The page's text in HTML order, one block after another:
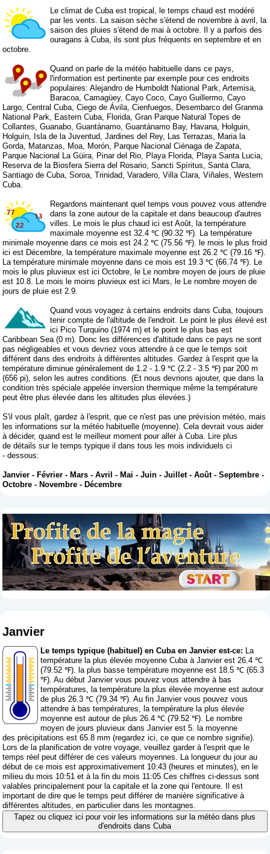
Le climat de Cuba est tropical, le temps chaud est modéré
par les vents. La saison sèche s'étend de novembre à avril, la
saison des pluies s'étend de mai à octobre. Il y a parfois des
ouragans à Cuba, ils sont plus fréquents en septembre et en
octobre.
Quand on parle de la météo habituelle dans ce pays,
l'information est pertinente par exemple pour ces endroits
populaires: Alejandro de Humboldt National Park, Artemisa,
Baracoa, Camagüey, Cayo Coco, Cayo Guillermo, Cayo
Largo, Central Cuba, Ciego de Ávila, Cienfuegos, Desembarco del Granma
National Park, Eastern Cuba, Florida, Gran Parque Natural Topes de
Collantes, Guanabo, Guantánamo, Guantánamo Bay, Havana, Holguin,
Holguín, Isla de la Juventud, Jardines del Rey, Las Terrazas, Maria la
Gorda, Matanzas, Moa, Morón, Parque Nacional Ciénaga de Zapata,
Parque Nacional La Güira, Pinar del Rio, Playa Florida, Playa Santa Lucia,
Reserva de la Biosfera Sierra del Rosario, Sancti Spíritus, Santa Clara,
Santiago de Cuba, Soroa, Trinidad, Varadero, Villa Clara, Viñales, Western
Cuba.
Regardons maintenant quel temps vous pouvez vous attendre
dans la zone autour de la capitale et dans beaucoup d'autres
villes. Le mois le plus chaud ici est Août, la température
maximale moyenne est 32.4 ℃ (90.32 ℉). La température
minimale moyenne dans ce mois est 24.2 ℃ (75.56 ℉). le mois le plus froid
ici est Décembre, la température maximale moyenne est 26.2 ℃ (79.16 ℉).
La température minimale moyenne dans ce mois est 19.3 ℃ (66.74 ℉). Le
mois le plus pluvieux est ici Octobre, le Le nombre moyen de jours de pluie
est 10.8. Le mois le moins pluvieux est ici Mars, le Le nombre moyen de
jours de pluie est 2.9.
Quand vous voyagez à certains endroits dans Cuba, toujours
tenir compte de l'altitude de l'endroit. Le point le plus élevé est
ici Pico Turquino (1974 m) et le point le plus bas est
Caribbean Sea (0 m). Donc les différences d'altitude dans ce pays ne sont
pas négligeables et vous devriez vous attendre à ce que le temps soit
différent dans des endroits à différentes altitudes. Gardez à l'esprit que la
température diminue généralement de 1.2 - 1.9 ℃ (2.2 - 3.5 ℉) par 200 m
(656 pi), selon les autres conditions. (Et nous devrions ajouter, que dans la
condition très spéciale appelée inversion thermique même la température
peut être plus élevée dans les altitudes plus élevées.)
S'il vous plaît, gardez à l'esprit, que ce n'est pas une prévision météo, mais
les informations sur la météo habituelle (moyenne). Cela devrait vous aider
à décider, quand est le meilleur moment pour aller à Cuba. Lire plus
de détails sur le temps typique il dans tous les mois individuels ci
- dessous:
Janvier -Février -Mars -Avril -Mai -Juin -Juillet-Août-Septembre -
Octobre -Novembre -Décembre
Janvier
Le temps typique (habituel) en Cuba en Janvier est-ce: La
température la plus élevée moyenne Cuba à Janvier est 26.4 ℃
(79.52 ℉). la plus basse température moyenne est 18.5 ℃ (65.3
℉). Au début Janvier vous pouvez vous attendre à bas
températures, la température la plus élevée moyenne est autour
de plus 26.3 ℃ (79.34 ℉). Au fin Janvier vous pouvez vous
attendre à bas températures, la température la plus élevée
moyenne est autour de plus 26.4 ℃ (79.52 ℉). Le nombre
moyen de jours pluvieux dans Janvier est 5. la moyenne
des précipitations est 65.8 mm (regardez ici, ce que ce nombre signifie).
Lors de la planification de votre voyage, veuillez garder à l'esprit que le
temps réel peut différer de ces valeurs moyennes. La longueur du jour au
début de ce mois est approximativement 10:43 (heures et minutes), en le
milieu du mois 10:51 et à la fin du mois 11:05.Ces chiffres ci-dessus sont
valables principalement pour la capitale et la zone qui l'entoure. Il est
important de dire que le temps peut différer de manière significative à
différentes altitudes, en particulier dans les montagnes.
Tapez ou cliquez ici pour voir les informations sur la météo dans plus
d'endroits dans Cuba